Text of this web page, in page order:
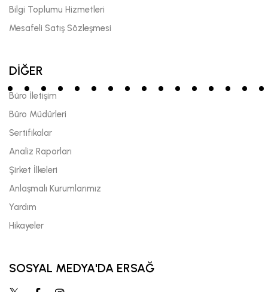
Bilgi Toplumu Hizmetleri
Mesafeli Satış Sözleşmesi
DİĞER
Büro İletişim
Büro Müdürleri
Sertifikalar
Analiz Raporları
Şirket İlkeleri
Anlaşmalı Kurumlarımız
Yardım
Hikayeler
SOSYAL MEDYA'DA ERSAĞ